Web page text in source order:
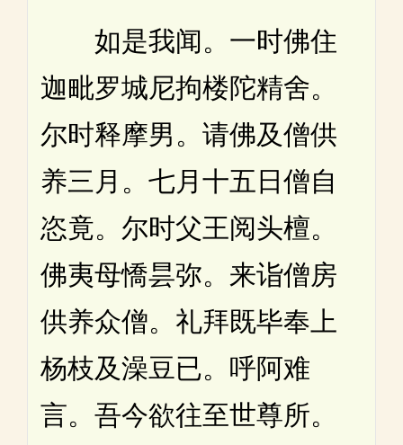
如是我闻。一时佛住
迦毗罗城尼拘楼陀精舍。
尔时释摩男。请佛及僧供
养三月。七月十五日僧自
恣竟。尔时父王阅头檀。
佛夷母憍昙弥。来诣僧房
供养众僧。礼拜既毕奉上
杨枝及澡豆已。呼阿难
言。吾今欲往至世尊所。